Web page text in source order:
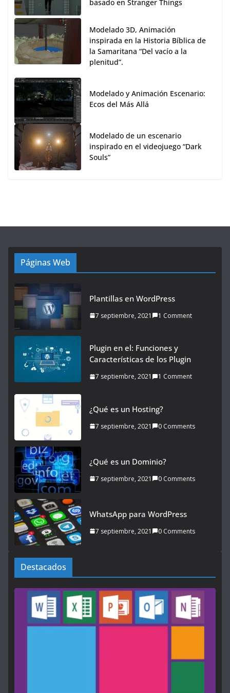
basado en Stranger Things
Modelado 3D, Animación
inspirada en la Historia Bíblica de
la Samaritana “Del vacío a la
plenitud”.
Modelado y Animación Escenario:
Ecos del Más Allá
Modelado de un escenario
inspirado en el videojuego “Dark
Souls”
Páginas Web
Plantillas en WordPress
7 septiembre, 2021 1 Comment
Plugin en el: Funciones y
Características de los Plugin
7 septiembre, 2021 1 Comment
¿Qué es un Hosting?
7 septiembre, 2021 0 Comments
¿Qué es un Dominio?
7 septiembre, 2021 0 Comments
WhatsApp para WordPress
7 septiembre, 2021 0 Comments
Destacados